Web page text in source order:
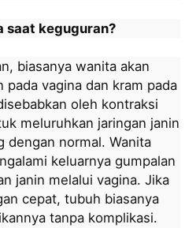
saat keguguran?
biasanya wanita akan
pada vagina dan kram pada
oleh kontraksi
meluruhkan jaringan janin
dengan normal. Wanita
keluarnya gumpalan
janin melalui vagina. Jika
cepat, tubuh biasanya
tanpa komplikasi.